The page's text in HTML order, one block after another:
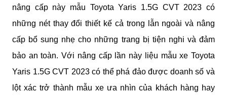
nâng cấp này mẫu Toyota Yaris 1.5G CVT 2023 có
những nét thay đổi thiết kế cả trong lẫn ngoài và nâng
cấp bổ sung nhẹ cho những trang bị tiện nghi và đảm
bảo an toàn. Với nâng cấp lần này liệu mẫu xe Toyota
Yaris 1.5G CVT 2023 có thể phá đảo được doanh số và
lột xác trở thành mẫu xe ưa nhìn của khách hàng hay